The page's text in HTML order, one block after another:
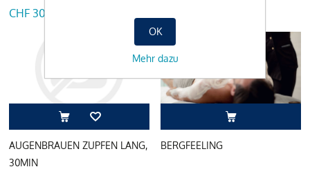
CHF 30.00
AUGENBRAUEN ZUPFEN LANG,
30MIN
BERGFEELING
OK
Mehr dazu